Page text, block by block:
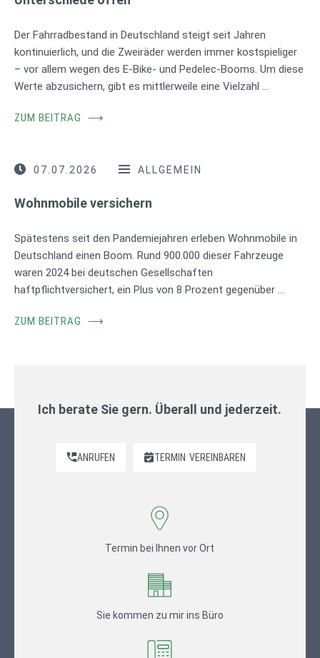
Der Fahrradbestand in Deutschland steigt seit Jahren
kontinuierlich, und die Zweiräder werden immer kostspieliger
– vor allem wegen des E-Bike- und Pedelec-Booms. Um diese
Werte abzusichern, gibt es mittlerweile eine Vielzahl …
ZUM BEITRAG ⟶
07.07.2026 ALLGEMEIN
Wohnmobile versichern
Spätestens seit den Pandemiejahren erleben Wohnmobile in
Deutschland einen Boom. Rund 900.000 dieser Fahrzeuge
waren 2024 bei deutschen Gesellschaften
haftpflichtversichert, ein Plus von 8 Prozent gegenüber …
ZUM BEITRAG ⟶
Ich berate Sie gern. Überall und jederzeit.
ANRUFEN TERMIN VEREINBAREN
Termin bei Ihnen vor Ort
Sie kommen zu mir ins Büro